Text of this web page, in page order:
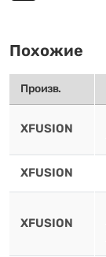
Похожие
Произв.
XFUSION
XFUSION
XFUSION